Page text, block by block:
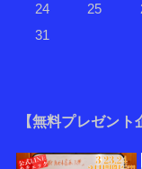
24
25
31
【無料プレゼント